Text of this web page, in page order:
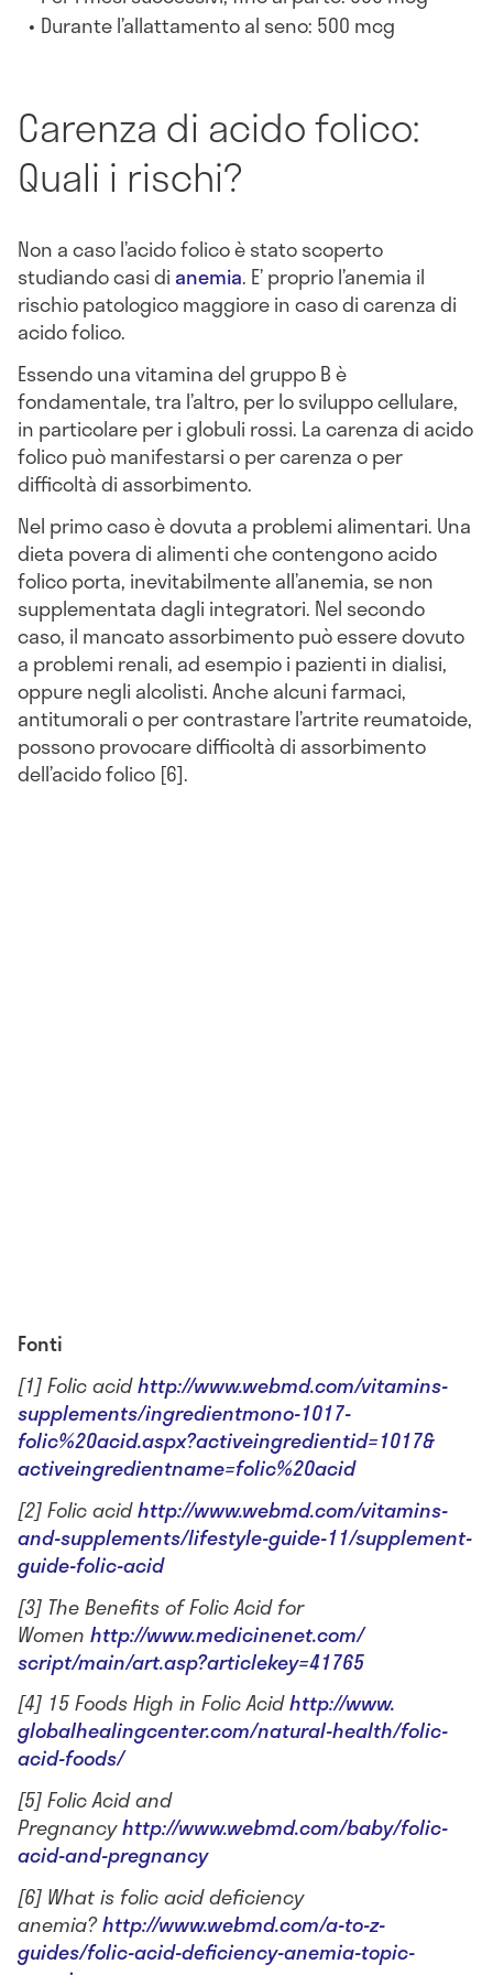
Durante l’allattamento al seno: 500 mcg
Carenza di acido folico:
Quali i rischi?
Non a caso l’acido folico è stato scoperto
studiando casi di anemia. E’ proprio l’anemia il
rischio patologico maggiore in caso di carenza di
acido folico.
Essendo una vitamina del gruppo B è
fondamentale, tra l’altro, per lo sviluppo cellulare,
in particolare per i globuli rossi. La carenza di acido
folico può manifestarsi o per carenza o per
difficoltà di assorbimento.
Nel primo caso è dovuta a problemi alimentari. Una
dieta povera di alimenti che contengono acido
folico porta, inevitabilmente all’anemia, se non
supplementata dagli integratori. Nel secondo
caso, il mancato assorbimento può essere dovuto
a problemi renali, ad esempio i pazienti in dialisi,
oppure negli alcolisti. Anche alcuni farmaci,
antitumorali o per contrastare l’artrite reumatoide,
possono provocare difficoltà di assorbimento
dell’acido folico [6].
Fonti
[1] Folic acidhttp://www.webmd.com/vitamins-
supplements/ingredientmono-1017-
folic%20acid.aspx?activeingredientid=1017&
activeingredientname=folic%20acid
[2] Folic acidhttp://www.webmd.com/vitamins-
and-supplements/lifestyle-guide-11/supplement-
guide-folic-acid
[3] The Benefits of Folic Acid for
Women http://www.medicinenet.com/
script/main/art.asp?articlekey=41765
[4] 15 Foods High in Folic Acidhttp://www.
globalhealingcenter.com/natural-health/folic-
acid-foods/
[5] Folic Acid and
Pregnancyhttp://www.webmd.com/baby/folic-
acid-and-pregnancy
[6] What is folic acid deficiency
anemia?http://www.webmd.com/a-to-z-
guides/folic-acid-deficiency-anemia-topic-